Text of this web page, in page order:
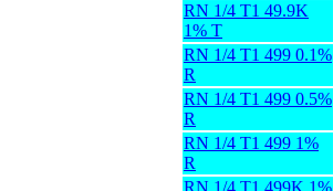
RN 1/4 T1 49.9K
1% T
RN 1/4 T1 499 0.1%
R
RN 1/4 T1 499 0.5%
R
RN 1/4 T1 499 1%
R
RN 1/4 T1 499K 1%